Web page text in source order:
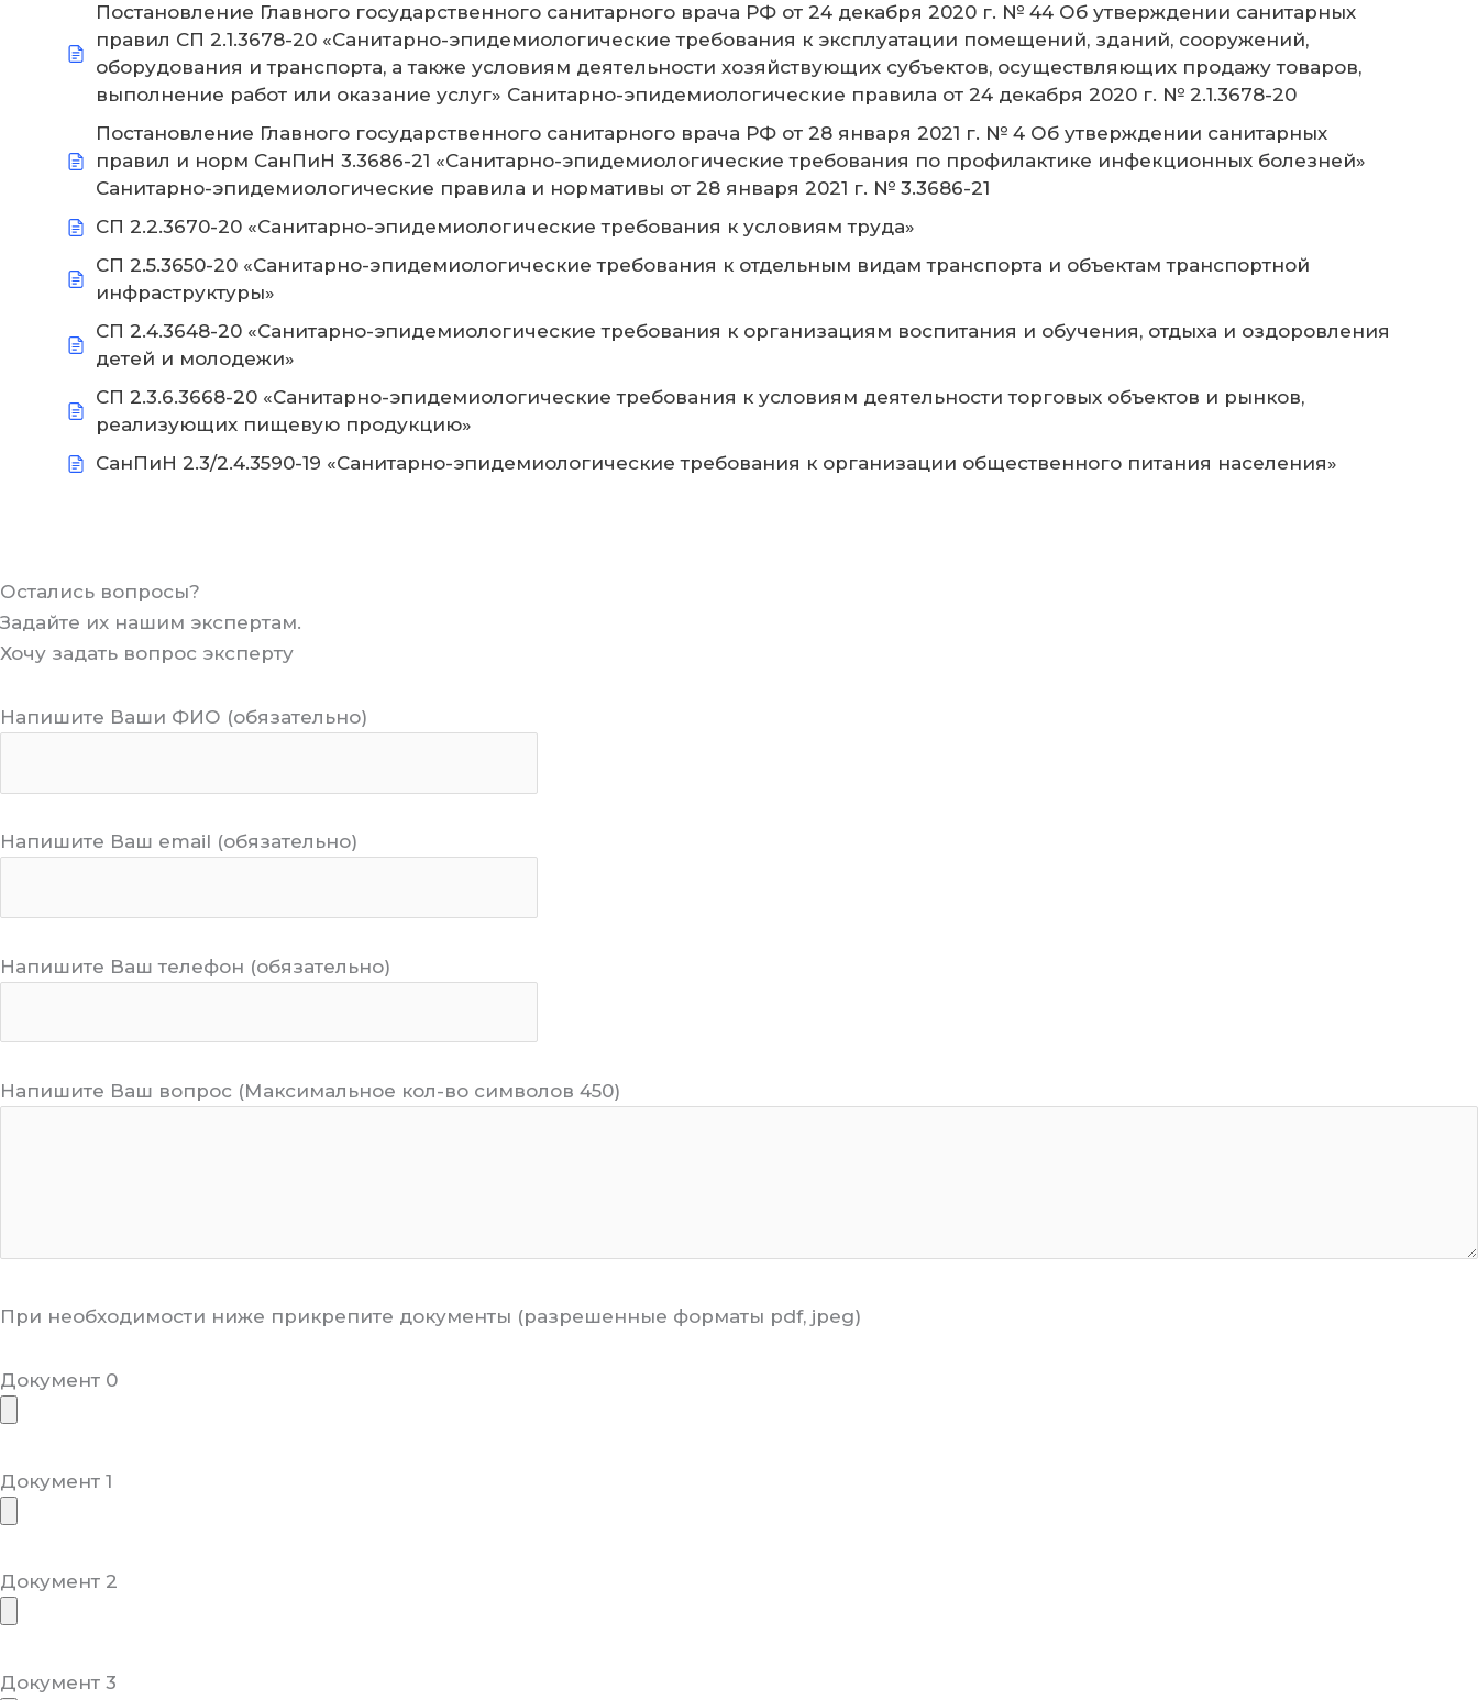
Постановление Главного государственного санитарного врача РФ от 24 декабря 2020 г. № 44 Об утверждении санитарных
правил СП 2.1.3678-20 «Санитарно-эпидемиологические требования к эксплуатации помещений, зданий, сооружений,
оборудования и транспорта, а также условиям деятельности хозяйствующих субъектов, осуществляющих продажу товаров,
выполнение работ или оказание услуг» Санитарно-эпидемиологические правила от 24 декабря 2020 г. № 2.1.3678-20
Постановление Главного государственного санитарного врача РФ от 28 января 2021 г. № 4 Об утверждении санитарных
правил и норм СанПиН 3.3686-21 «Санитарно-эпидемиологические требования по профилактике инфекционных болезней»
Санитарно-эпидемиологические правила и нормативы от 28 января 2021 г. № 3.3686-21
СП 2.2.3670-20 «Санитарно-эпидемиологические требования к условиям труда»
СП 2.5.3650-20 «Санитарно-эпидемиологические требования к отдельным видам транспорта и объектам транспортной
инфраструктуры»
СП 2.4.3648-20 «Санитарно-эпидемиологические требования к организациям воспитания и обучения, отдыха и оздоровления
детей и молодежи»
СП 2.3.6.3668-20 «Санитарно-эпидемиологические требования к условиям деятельности торговых объектов и рынков,
реализующих пищевую продукцию»
СанПиН 2.3/2.4.3590-19 «Санитарно-эпидемиологические требования к организации общественного питания населения»
Остались вопросы?
Задайте их нашим экспертам.
Хочу задать вопрос эксперту
Напишите Ваши ФИО (обязательно)
Напишите Ваш email (обязательно)
Напишите Ваш телефон (обязательно)
Напишите Ваш вопрос (Максимальное кол-во символов 450)
При необходимости ниже прикрепите документы (разрешенные форматы pdf, jpeg)
Документ 0
Документ 1
Документ 2
Документ 3